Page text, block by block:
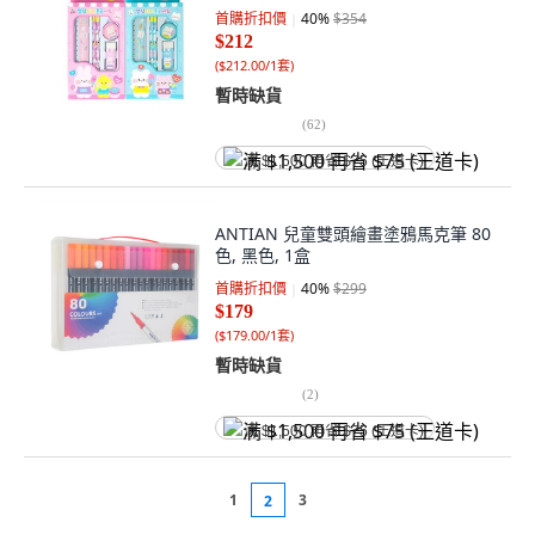
首購折扣價 40%$354
$212
($212.00/1套)
暫時缺貨
(62)
满 $1,500 再省 $75 (王道卡)
ANTIAN 兒童雙頭繪畫塗鴉馬克筆 80
色, 黑色, 1盒
首購折扣價 40%$299
$179
($179.00/1套)
暫時缺貨
(2)
满 $1,500 再省 $75 (王道卡)
1 2 3